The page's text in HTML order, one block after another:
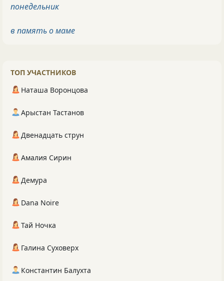
понедельник
в память о маме
ТОП УЧАСТНИКОВ
Наташа Воронцова
Арыстан Тастанов
Двенадцать струн
Амалия Сирин
Демура
Dana Noire
Тай Ночка
Галина Суховерх
Константин Балухта